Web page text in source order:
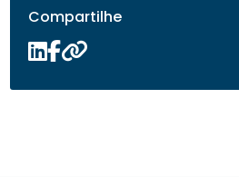
Compartilhe